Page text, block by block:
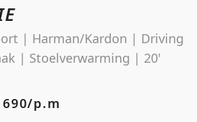
| Harman/Kardon | Driving
| Stoelverwarming | 20'
p.m